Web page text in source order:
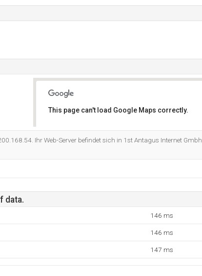
This page can't load Google Maps correctly.
Ihr Web-Server befindet sich in 1st Antagus Internet Gmbh
data.
146 ms
146 ms
147 ms